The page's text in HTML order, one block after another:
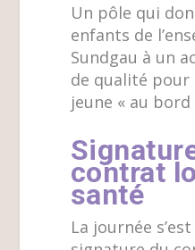
Un pôle qui
enfants de
Sundgau à un
de qualité pour
jeune « au
contrat
santé
La journée